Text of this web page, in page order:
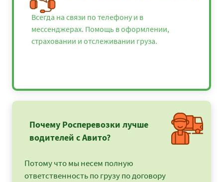
Всегда на связи по телефону и в
мессенджерах. Помощь в оформлении,
страховании и отслеживании груза.
Почему Росперевозки лучше
водителей с Авито?
Потому что мы несем полную
ответственность по грузу по договору